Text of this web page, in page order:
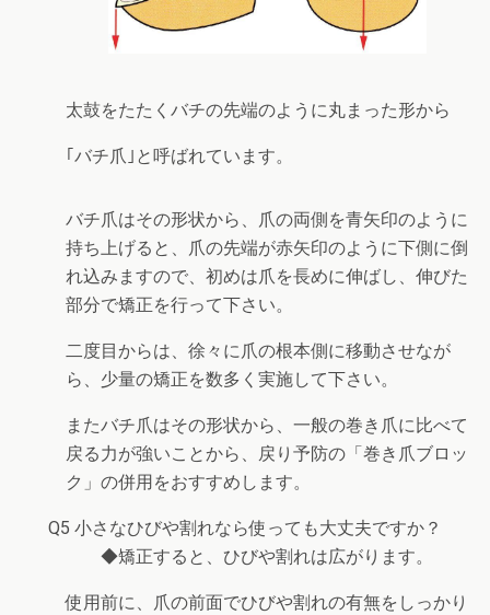
太鼓をたたくバチの先端のように丸まった形から
｢バチ爪｣と呼ばれています。
バチ爪はその形状から、爪の両側を青矢印のように
持ち上げると、爪の先端が赤矢印のように下側に倒
れ込みますので、初めは爪を長めに伸ばし、伸びた
部分で矯正を行って下さい。
二度目からは、徐々に爪の根本側に移動させなが
ら、少量の矯正を数多く実施して下さい。
またバチ爪はその形状から、一般の巻き爪に比べて
戻る力が強いことから、戻り予防の「巻き爪ブロッ
ク」の併用をおすすめします。
Q5 小さなひびや割れなら使っても大丈夫ですか？
◆矯正すると、ひびや割れは広がります。
使用前に、爪の前面でひびや割れの有無をしっかり